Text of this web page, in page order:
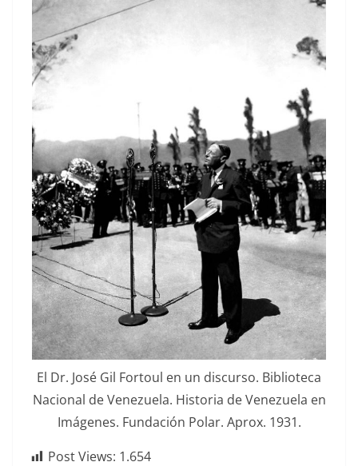
El Dr. José Gil For­toul en un dis­cur­so. Bib­liote­ca
Nacional de Venezuela. His­to­ria de Venezuela en
Imá­genes. Fun­dación Polar. Aprox. 1931.
Post Views: 1.654